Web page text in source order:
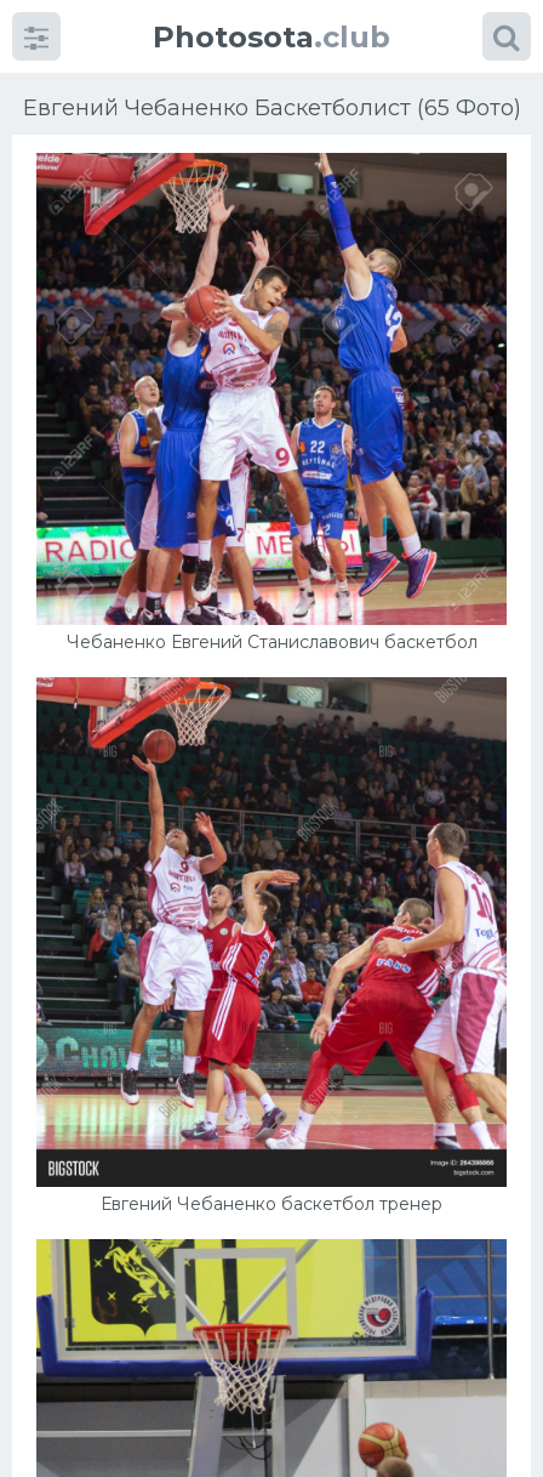
Photosota.club
Евгений Чебаненко Баскетболист (65 Фото)
Чебаненко Евгений Станиславович баскетбол
Евгений Чебаненко баскетбол тренер
КатегорииФото
Еще картинки...
Футбол
Баскетбол
Хоккей
Велогонки
Конькобежный спорт
Тренажеры
Интерьер квартиры